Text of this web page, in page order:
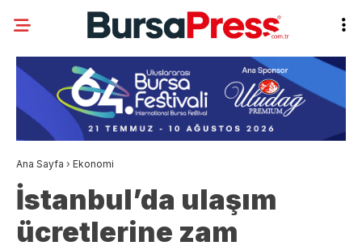
Ana Sayfa › Ekonomi
İstanbul’da ulaşım
ücretlerine zam